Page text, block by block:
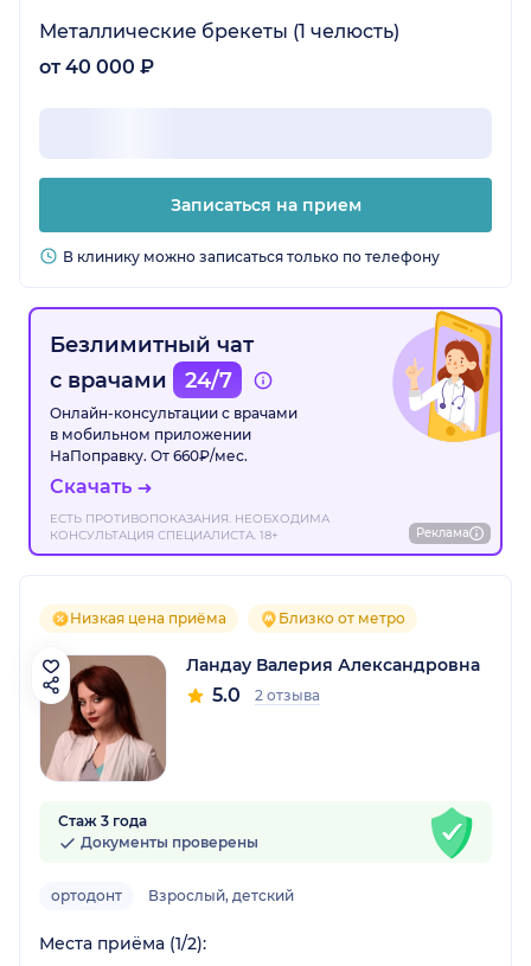
Металлические брекеты (1 челюсть)
от 40 000 ₽
Записаться на прием
В клинику можно записаться только по телефону
Безлимитный чат
с врачами
24/7
Онлайн-консультации с врачами
в мобильном приложении
НаПоправку. От 660₽/мес.
Скачать
ЕСТЬ ПРОТИВОПОКАЗАНИЯ. НЕОБХОДИМА
КОНСУЛЬТАЦИЯ СПЕЦИАЛИСТА. 18+
Реклама
Низкая цена приёма Близко от метро
Ландау Валерия Александровна
5.0 2 отзыва
Стаж 3 года
Документы проверены
ортодонт Взрослый, детский
Места приёма (1/2):